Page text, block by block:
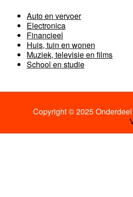
Auto en vervoer
Electronica
Financieel
Huis, tuin en wonen
Muziek, televisie en films
School en studie
Copyright © 2025